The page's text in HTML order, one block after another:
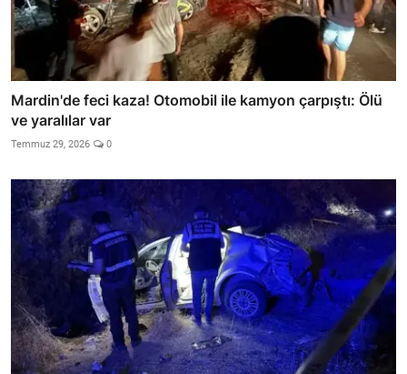
Mardin'de feci kaza! Otomobil ile kamyon çarpıştı: Ölü
ve yaralılar var
Temmuz 29, 2026 0